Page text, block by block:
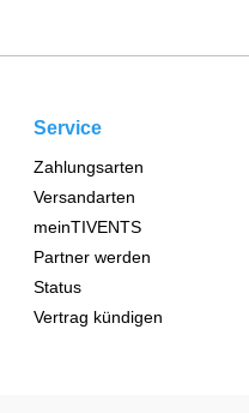
Service
Zahlungsarten
Versandarten
meinTIVENTS
Partner werden
Status
Vertrag kündigen